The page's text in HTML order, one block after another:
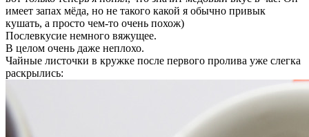
имеет запах мёда, но не такого какой я обычно привык
кушать, а просто чем-то очень похож)
Послевкусие немного вяжущее.
В целом очень даже неплохо.
Чайные листочки в кружке после первого пролива уже слегка
раскрылись: